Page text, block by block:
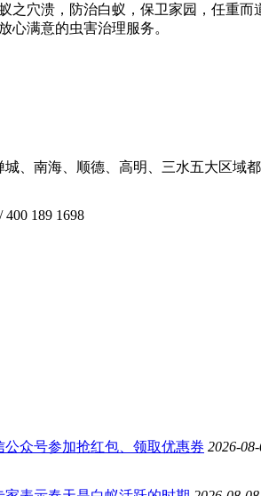
之穴溃，防治白蚁，保卫家园，任重
心满意的虫害治理服务。
城、南海、顺德、高明、三水五大区域
400 189 1698
公众号参加抢红包、领取优惠券 2026-